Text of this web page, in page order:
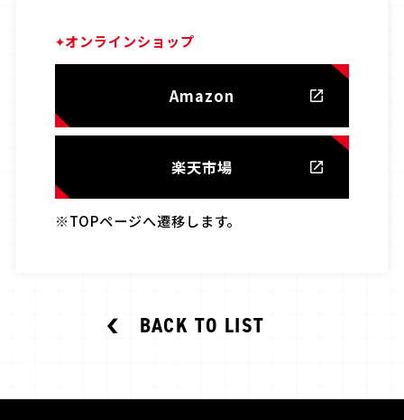
オンラインショップ
Amazon
楽天市場
※TOPページへ遷移します。
BACK TO LIST